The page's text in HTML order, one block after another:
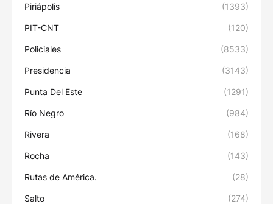
Piriápolis (1393)
PIT-CNT (120)
Policiales (8533)
Presidencia (3143)
Punta Del Este (1291)
Río Negro (984)
Rivera (168)
Rocha (143)
Rutas de América. (28)
Salto (274)